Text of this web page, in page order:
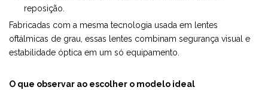
reposição.
Fabricadas com a mesma tecnologia usada em lentes
oftálmicas de grau, essas lentes combinam segurança visual e
estabilidade óptica em um só equipamento.
O que observar ao escolher o modelo ideal